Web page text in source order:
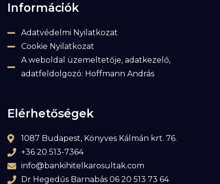
Információk
Adatvédelmi Nyilatkozat
Cookie Nyilatkozat
A weboldal üzemeltetője, adatkezelő,
adatfeldolgozó: Hoffmann András
Elérhetőségek
1087 Budapest, Könyves Kálmán krt. 76.
+36 20 513-7364
info@bankihitelkarosultak.com
Dr Hegedűs Barnabás 06 20 513 73 64